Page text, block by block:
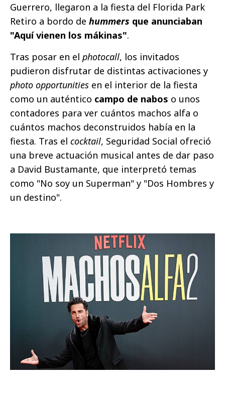
Guerrero, llegaron a la fiesta del Florida Park
Retiro a bordo de hummers que anunciaban
"Aquí vienen los mákinas".
Tras posar en el photocall, los invitados
pudieron disfrutar de distintas activaciones y
photo opportunities en el interior de la fiesta
como un auténtico campo de nabos o unos
contadores para ver cuántos machos alfa o
cuántos machos deconstruidos había en la
fiesta. Tras el cocktail, Seguridad Social ofreció
una breve actuación musical antes de dar paso
a David Bustamante, que interpretó temas
como "No soy un Superman" y "Dos Hombres y
un destino".